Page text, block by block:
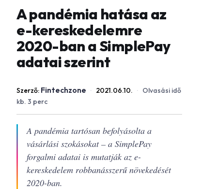
A pandémia hatása az
e-kereskedelemre
2020-ban a SimplePay
adatai szerint
Szerző: Fintechzone · 2021.06.10. · Olvasási idő
kb. 3 perc
A pandémia tartósan befolyásolta a
vásárlási szokásokat – a SimplePay
forgalmi adatai is mutatják az e-
kereskedelem robbanásszerű növekedését
2020-ban.